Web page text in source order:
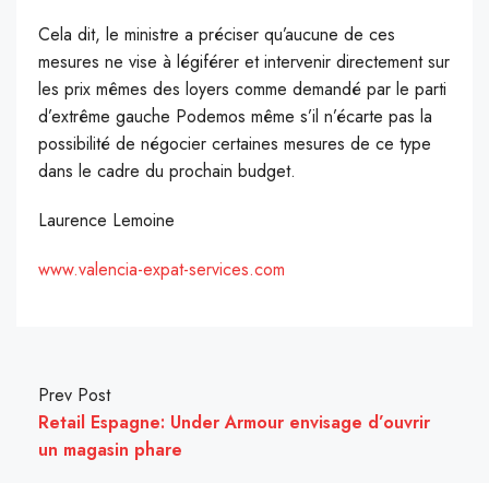
Cela dit, le ministre a préciser qu’aucune de ces
mesures ne vise à légiférer et intervenir directement sur
les prix mêmes des loyers comme demandé par le parti
d’extrême gauche Podemos même s’il n’écarte pas la
possibilité de négocier certaines mesures de ce type
dans le cadre du prochain budget.
Laurence Lemoine
www.valencia-expat-services.com
Prev Post
Retail Espagne: Under Armour envisage d’ouvrir
un magasin phare